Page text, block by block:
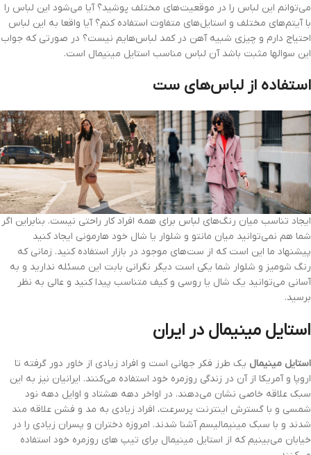
می‌توانم این لباس را در موقعیت‌های مختلف پوشید؟ آیا می‌شود این لباس را
با آیتم‌های مختلف و استایل‌های متفاوت استفاده کنم؟ آیا واقعا به این لباس
احتیاج دارم و چیزی شبیه آهن در کمد لباس‌هایم نیست؟ در صورتی که جواب
این سوالها مثبت باشد آن لباس مناسب استایل مینیمال است.
استفاده از لباس‌های ست
ایجاد تناسب میان رنگ‌های لباس برای همه افراد کار راحتی نیست. بنابراین اگر
شما هم نمی‌توانید میان مانتو و شلوار یا شال خود هارمونی ایجاد کنید
پیشنهاد ما این است که از ست‌های موجود در بازار استفاده کنید. زمانی که
رنگ شومیز و شلوار شما یکی است دیگر نگرانی بابت این مسئله ندارید و به
آسانی می‌توانید یک شال یا روسی و کیف متناسب پیدا کنید و عالی به نظر
برسید.
استایل مینیمال در ایران
استایل مینیمال یک طرز فکر جهانی است و افراد زیادی از خاور دور گرفته تا
اروپا و آمریکا از آن در زندگی روزمره خود استفاده می‌کنند. ایرانیان نیز به این
سبک علاقه خاصی نشان می‌دهند. در اواخر دهه هشتاد و اوایل دهه نود
شمسی و با گسترش اینترنت پرسرعت، افراد زیادی به مد و فشن علاقه مند
شدند و با سبک مینیمالیسم آشنا شدند. امروزه دختران و پسران زیادی را در
خیابان می‌بینیم که از استایل مینیمال برای تیپ های روزمره خود استفاده